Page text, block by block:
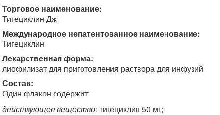
Торговое наименование:
Тигециклин Дж
Международное непатентованное наименование:
Тигециклин
Лекарственная форма:
лиофилизат для приготовления раствора для инфузий
Состав:
Один флакон содержит:
действующее вещество:тигециклин 50 мг;